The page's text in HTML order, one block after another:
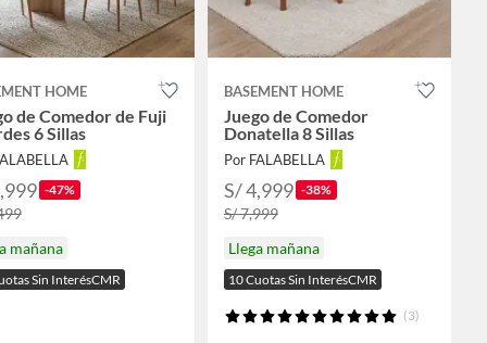
HOME
de Comedor de Fuji
6 Sillas
-47%
mañana
Sin InterésCMR
BASEMENT HOME
Juego de Comedor
Donatella 8 Sillas
Por FALABELLA
S/ 4,999 -38%
S/ 7,999
Llega mañana
10 Cuotas Sin InterésCMR
(3)